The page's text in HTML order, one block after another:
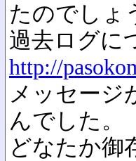
たのでしょ
過去ログに
http://
メッセージ
んでした。
どなたか御